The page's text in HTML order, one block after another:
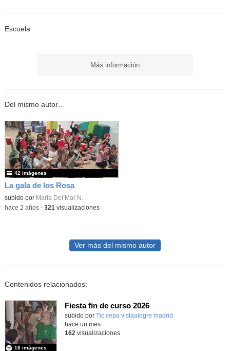
Escuela
Más información
Del mismo autor…
La gala de los Rosa
subido por Maria Del Mar N.
42 imágenes
-hace 2 años- 321visualizaciones
Ver más del mismo autor
Contenidos relacionados:
Fiesta fin de curso 2026
subido por Tic cepa vistaalegre madrid
16 imágenes
hace un mes
162 visualizaciones